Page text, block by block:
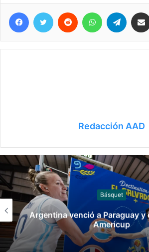
Telegram
Redacción AAD
Básquet
Argentina venció a Paraguay y
Americup